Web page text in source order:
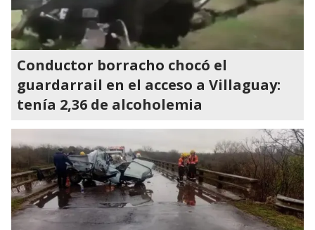
Conductor borracho chocó el
guardarrail en el acceso a Villaguay:
tenía 2,36 de alcoholemia